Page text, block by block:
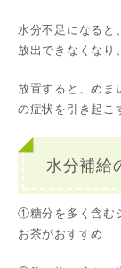
水分不足になると
放出できなくなり
放置すると、めま
の症状を引き起こ
水分補給
①糖分を多く含む
お茶がおすすめ